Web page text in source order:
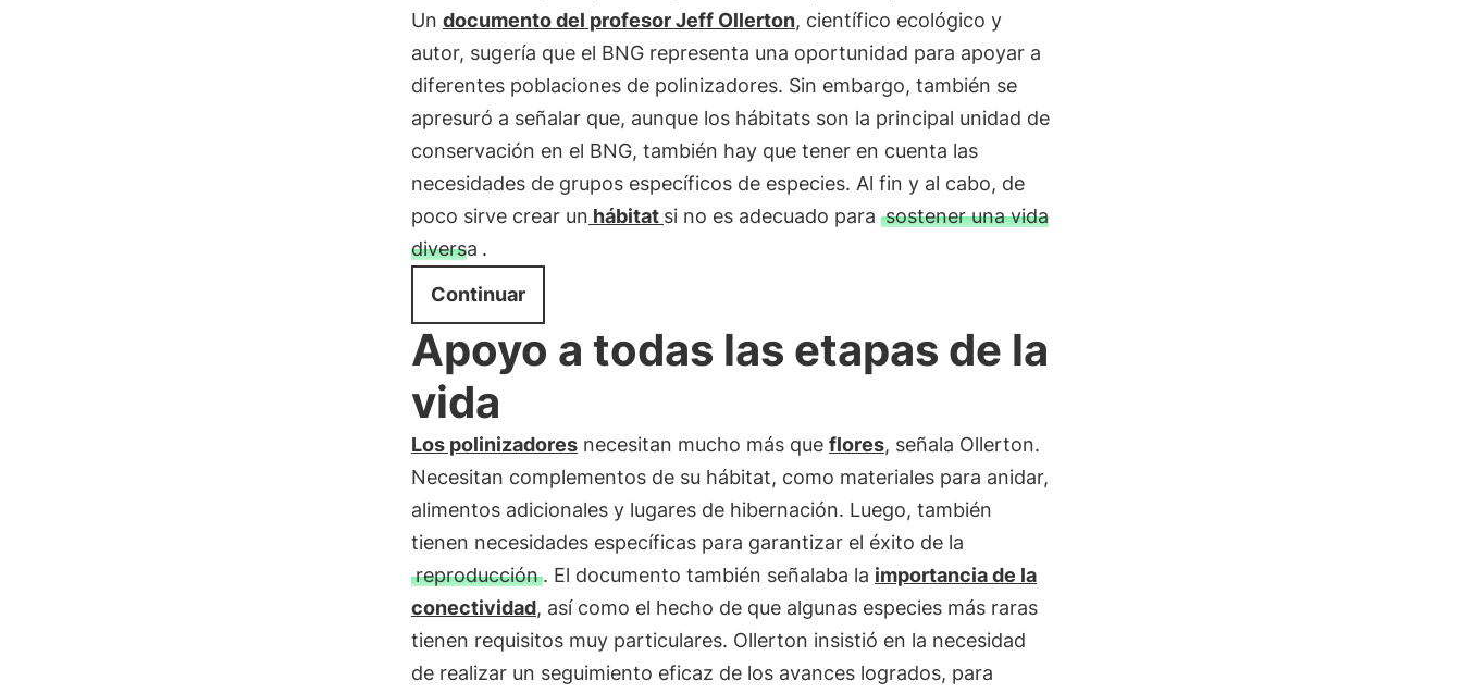
Un documento del profesor Jeff Ollerton, científico ecológico y
autor, sugería que el BNG representa una oportunidad para apoyar a
diferentes poblaciones de polinizadores. Sin embargo, también se
apresuró a señalar que, aunque los hábitats son la principal unidad de
conservación en el BNG, también hay que tener en cuenta las
necesidades de grupos específicos de especies. Al fin y al cabo, de
poco sirve crear un hábitat si no es adecuado para sostener una vida
diversa .
Continuar
Apoyo a todas las etapas de la
vida
Los polinizadoresnecesitan mucho más que flores, señala Ollerton.
Necesitan complementos de su hábitat, como materiales para anidar,
alimentos adicionales y lugares de hibernación. Luego, también
tienen necesidades específicas para garantizar el éxito de la
reproducción. El documento también señalaba la importancia de la
conectividad, así como el hecho de que algunas especies más raras
tienen requisitos muy particulares. Ollerton insistió en la necesidad
de realizar un seguimiento eficaz de los avances logrados, para